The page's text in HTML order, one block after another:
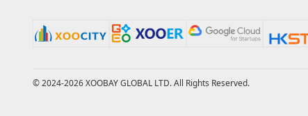
© 2024-2026 XOOBAY GLOBAL LTD. All Rights Reserved.